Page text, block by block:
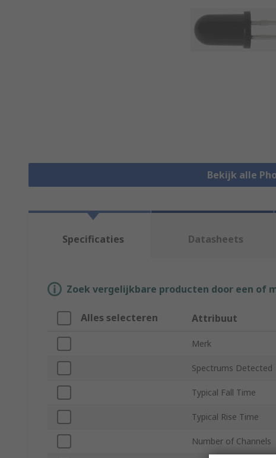
Bekijk alle
Specificaties Datasheets
Zoek vergelijkbare producten door een of
Alles selecteren Attribuut
Merk
Spectrums Detected
Typical Fall Time
Typical Rise Time
Number of Channels